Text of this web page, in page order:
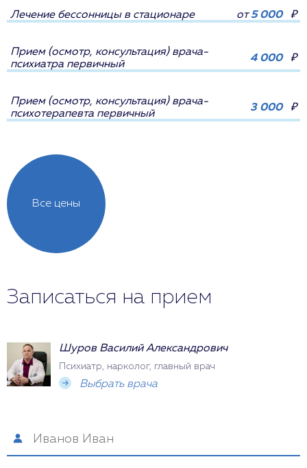
Все цены
Лечение бессонницы в стационаре от5 000 ₽
Прием (осмотр, консультация) врача-
психиатра первичный
4 000 ₽
Прием (осмотр, консультация) врача-
психотерапевта первичный
3 000 ₽
Записаться на прием
Шуров Василий Александрович
Психиатр, нарколог, главный врач
Выбрать врача